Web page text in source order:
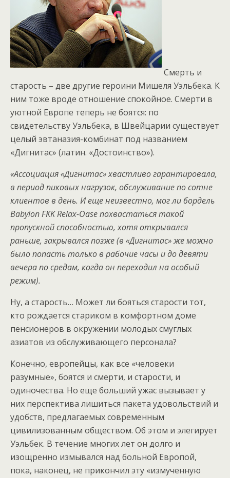
Смерть и
старость – две другие героини Мишеля Уэльбека. К
ним тоже вроде отношение спокойное. Смерти в
уютной Европе теперь не боятся: по
свидетельству Уэльбека, в Швейцарии существует
целый эвтаназия-комбинат под названием
«Дигнитас» (латин. «Достоинство»).
«Ассоциация «Дигнитас» хвастливо гарантировала,
в период пиковых нагрузок, обслуживание по сотне
клиентов в день. И еще неизвестно, мог ли бордель
Babylon FKK Relax-Oase похвастаться такой
пропускной способностью, хотя открывался
раньше, закрывался позже (в «Дигнитас» же можно
было попасть только в рабочие часы и до девяти
вечера по средам, когда он переходил на особый
режим).
Ну, а старость… Может ли бояться старости тот,
кто рождается стариком в комфортном доме
пенсионеров в окружении молодых смуглых
азиатов из обслуживающего персонала?
Конечно, европейцы, как все «человеки
разумные», боятся и смерти, и старости, и
одиночества. Но еще больший ужас вызывает у
них перспектива лишиться пакета удовольствий и
удобств, предлагаемых современным
цивилизованным обществом. Об этом и элегирует
Уэльбек. В течение многих лет он долго и
изощренно измывался над больной Европой,
пока, наконец, не прикончил эту «измученную